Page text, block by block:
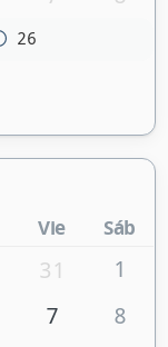
26
Vie Sáb
31
1
7
8